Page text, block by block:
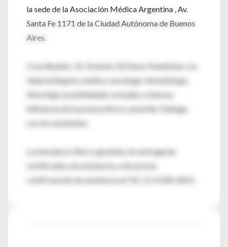
la sede de la Asociación Médica Argentina , Av.
Santa Fe 1171 de la Ciudad Autónoma de Buenos
Aires.
Coordinador: Dr. Ernesto Gil Deza. Panelistas: Lic.
Valeria Shapira; médico oncólogo-hematólogo.
Abordaje: posibilidades actuales y futuras;
influencia de la prensa ética y amarilla. Diálogo
con los asistentes.
La entrada es libre y gratuita. Se entregarán
certificados de asistencia, solo previa
confirmación de asistencia al Tel: 15 4 028-6851 .